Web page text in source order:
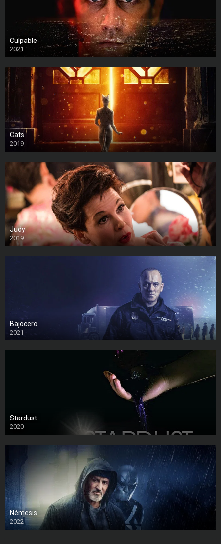
Culpable
2021
Cats
2019
Judy
2019
Bajocero
2021
Stardust
2020
Némesis
2022